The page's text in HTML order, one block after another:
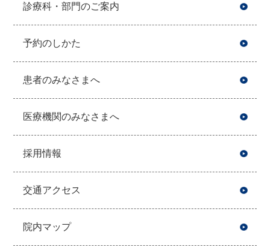
診療科・部門のご案内
予約のしかた
患者のみなさまへ
医療機関のみなさまへ
採用情報
交通アクセス
院内マップ